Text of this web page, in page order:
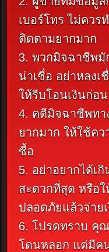
เบอร์โทร ไม่ควร
ติดตามยากมาก
3. พวกมิจฉาชีพมั
น่าเชื่อ อย่าหลง
ให้รีบโอนเงินก่อน
4. คดีมิจฉาชีพทา
ยากมาก ให้ใช้คว
ซื้อ
5. อย่าอยากได้เ
สะดวกที่สุด หรือ
ปลอดภัยแล้วจ่าย
6. โปรดทราบ คุ
โดนหลอก แต่มีค